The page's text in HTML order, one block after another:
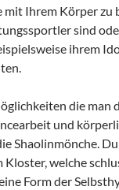
Ihrem Körper zu
sind
ihrem
die man
und
Shaolinmönche.
welche
Form der